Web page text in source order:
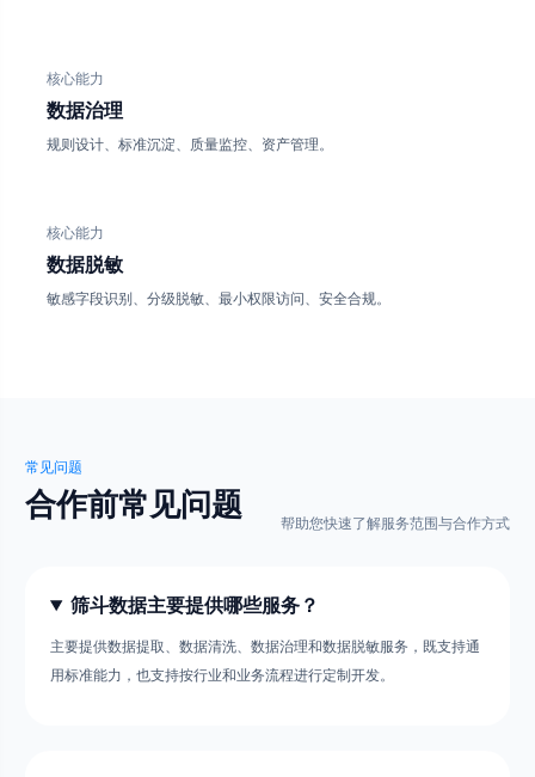
核心能力
数据治理
规则设计、标准沉淀、质量监控、资产管理。
核心能力
数据脱敏
敏感字段识别、分级脱敏、最小权限访问、安全合规。
常见问题
合作前常见问题 帮助您快速了解服务范围与合作方式
筛斗数据主要提供哪些服务？
主要提供数据提取、数据清洗、数据治理和数据脱敏服务，既支持通
用标准能力，也支持按行业和业务流程进行定制开发。